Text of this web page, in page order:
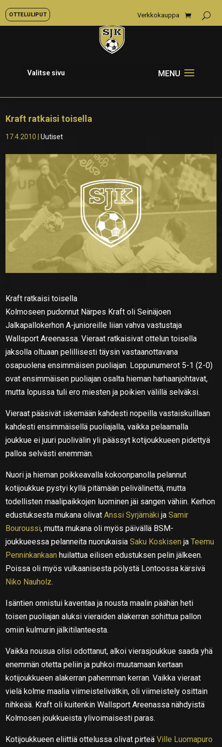
OTTELULIPUT Verkkokauppa
Valitse sivu
Kraft ratkaisi toisella
17.4.2010 |Uutiset
Kraft ratkaisi toisella
Kolmoseen pudonnut Närpes Kraft oli Seinäjoen
Jalkapallokerhon A-junioreille liian vahva vastustaja
Wallsport Areenassa. Vieraat ratkaisivat ottelun toisella
jaksolla oltuaan pelillisesti täysin vastaanottavana
osapuolena ensimmäisen puoliajan. Loppunumerot 5-1 (2-0)
ovat ensimmäisen puoliajan osalta hieman harhaanjohtavat,
mutta lopussa tuli ero miesten ja poikien välillä selväksi.
Vieraat pääsivät iskemään kahdesti nopeilla vastaiskuillaan
kahdesti ensimmäisellä puoliajalla, vaikka pelaamalla
joukkue ei juuri puolivälin yli päässyt kotijoukkueen pidettyä
palloa selvästi enemmän.
Nuori ja hieman poikkeavalla kokoonpanolla pelannut
kotijoukkue pystyi kyllä pitämään pelivälinettä, mutta
todellisten maalipaikkojen luominen jäi sangen vähiin. Kerhon
edustuksesta mukana olivatAnssi Syrjämäki jaSamir
Bouroussi, mutta mukana oli myös päivällä BSM-
joukkueessa pelanneita nuorukaisiaSaku Koskisen jaTeemu
Penninkankaan huilattua eilisen edustuksen pelin jälkeen.
Poissa oli myös vulkaanisesta pölystä Lontoossa kärsivä
Niko Nauholz.
Isäntien onnistui kaventaa ja nousta maalin päähän heti
toisen puoliajan aluksi vieraiden alakerran sohittua pallon
omiin kulmurin jälkitilanteesta.
Vaikka nousua olisi odottanut, alkoi vierasjoukkue saada yhä
enemmän otetta peliin ja puhkoi muutamaan kertaan
kotijoukkueen alakerran pahemman kerran. Vaikka vieraat
vielä kolme maalia viimeistelivätkin, oli viimeistely osittain
nihkeää. Kraft oli kuitenkin Wallsport Areenassa nähdyistä
Kolmosen joukkueista ylivoimaisesti paras.
Kotijoukkueen eliittiä ottelussa olivat pirteäVille Luomapuro